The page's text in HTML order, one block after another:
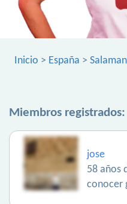
Inicio > España >
Miembros registrados:
jose
58 años
conocer